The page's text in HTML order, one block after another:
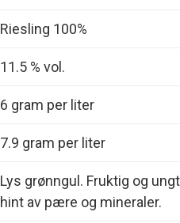
Riesling 100%
11.5 % vol.
6 gram per liter
7.9 gram per liter
Lys grønngul. Fruktig og
hint av pære og mineraler.